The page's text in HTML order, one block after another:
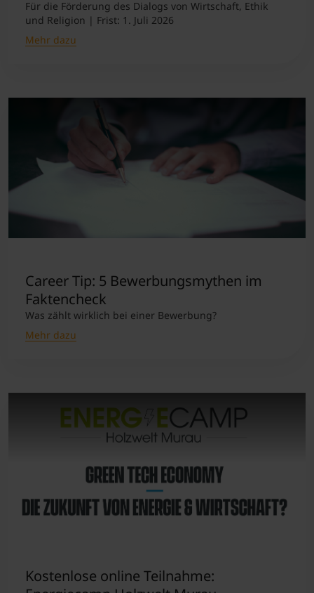
Für die Förderung des Dialogs von Wirtschaft, Ethik
und Religion | Frist: 1. Juli 2026
Mehr dazu
Career Tip: 5 Bewerbungsmythen im
Faktencheck
Was zählt wirklich bei einer Bewerbung?
Mehr dazu
Kostenlose online Teilnahme: